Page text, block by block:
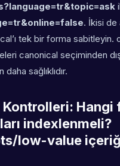
. İkisi de
tek bir forma sabitleyin.
canonical seçiminden
sağlıklıdır.
Hangi
indexlenmeli?
low-value